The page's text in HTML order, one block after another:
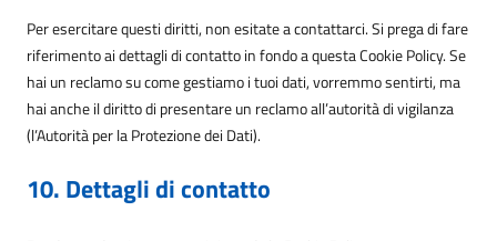
Per esercitare questi diritti, non esitate a contattarci. Si prega di fare
riferimento ai dettagli di contatto in fondo a questa Cookie Policy. Se
hai un reclamo su come gestiamo i tuoi dati, vorremmo sentirti, ma
hai anche il diritto di presentare un reclamo all’autorità di vigilanza
(l’Autorità per la Protezione dei Dati).
10. Dettagli di contatto